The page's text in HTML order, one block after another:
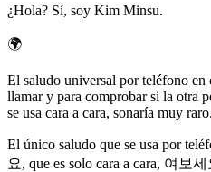
¿Hola? Sí, soy Kim Minsu.
🌍
El saludo universal por teléfono en
llamar y para comprobar si la otra
se usa cara a cara, sonaría muy raro.
El único saludo que se usa por
요, que es solo cara a cara, 여보